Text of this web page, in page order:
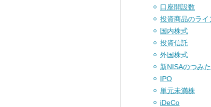
口座開設数
投資商品のライ
国内株式
投資信託
外国株式
新NISAのつみ
IPO
単元未満株
iDeCo